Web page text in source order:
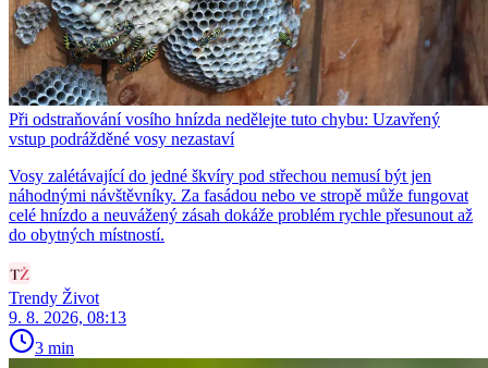
Při odstraňování vosího hnízda nedělejte tuto chybu: Uzavřený
vstup podrážděné vosy nezastaví
Vosy zalétávající do jedné škvíry pod střechou nemusí být jen
náhodnými návštěvníky. Za fasádou nebo ve stropě může fungovat
celé hnízdo a neuvážený zásah dokáže problém rychle přesunout až
do obytných místností.
Trendy Život
9. 8. 2026, 08:13
3 min